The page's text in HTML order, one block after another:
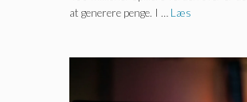
at generere penge. I … Læs